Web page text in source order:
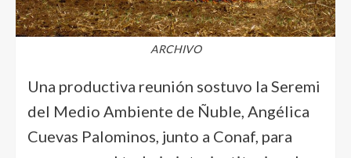
ARCHIVO
Una productiva reunión sostuvo la Seremi
del Medio Ambiente de Ñuble, Angélica
Cuevas Palominos, junto a Conaf, para